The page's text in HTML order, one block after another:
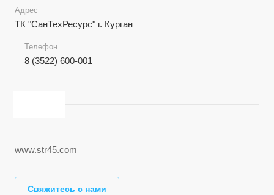
Адрес
ТК "СанТехРесурс" г. Курган
Телефон
8 (3522) 600-001
www.str45.com
Свяжитесь с нами